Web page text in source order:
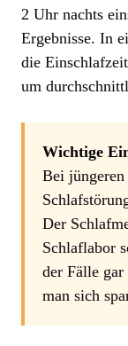
2 Uhr nachts
Ergebnisse. In
die
um
Wichtige
Bei jüngeren
Der
Schlaflabor
der Fälle gar
man sich